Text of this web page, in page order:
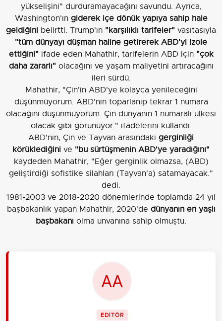
yükselişini" durduramayacağını savundu. Ayrıca,
Washington'ın giderek içe dönük yapıya sahip hale
geldiğini belirtti. Trump'ın "karşılıklı tarifeler" vasıtasıyla
"tüm dünyayı düşman haline getirerek ABD'yi izole
ettiğini"ifade eden Mahathir, tarifelerin ABD için "çok
daha zararlı"olacağını ve yaşam maliyetini artıracağını
ileri sürdü.
Mahathir, "Çin'in ABD'ye kolayca yenileceğini
düşünmüyorum. ABD'nin toparlanıp tekrar 1 numara
olacağını düşünmüyorum. Çin dünyanın 1 numaralı ülkesi
olacak gibi görünüyor." ifadelerini kullandı.
ABD'nin, Çin ve Tayvan arasındaki gerginliği
körüklediğini ve "bu sürtüşmenin ABD'ye yaradığını"
kaydeden Mahathir, "Eğer gerginlik olmazsa, (ABD)
geliştirdiği sofistike silahları (Tayvan'a) satamayacak."
dedi.
1981-2003 ve 2018-2020 dönemlerinde toplamda 24 yıl
başbakanlık yapan Mahathir, 2020'de dünyanın en yaşlı
başbakanı olma unvanına sahip olmuştu.
EDİTÖR